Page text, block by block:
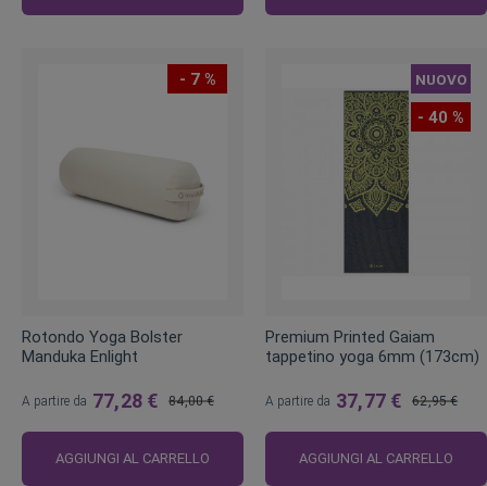
- 7 %
Rotondo Yoga Bolster
Manduka Enlight
A partire da 77,28 €
regolare
84,00 €
AGGIUNGI AL CARRELLO
NUOVO
- 40 %
Premium Printed Gaiam
tappetino yoga 6mm (173cm)
A partire da 37,77 €
regolare
62,95 €
AGGIUNGI AL CARRELLO